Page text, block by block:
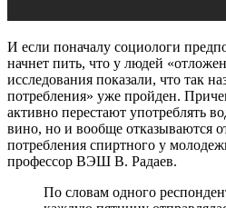
И если поначалу социологи
начнет пить, что у людей
исследования показали, что так
потребления» уже пройден.
активно перестают употреблять
вино, но и вообще отказываются
потребления спиртного у
профессор ВЭШ В. Радаев.
По словам одного